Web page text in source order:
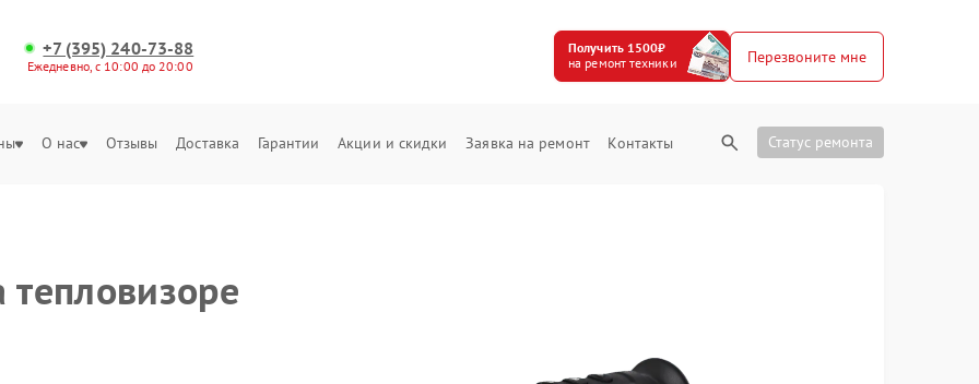
+7 (395) 240-73-88
Ежедневно, с 10:00 до 20:00
Получить 1500₽
на ремонт техники
Перезвоните мне
О нас Отзывы Доставка Гарантии Акции и скидки Заявка на ремонт Контакты Статус ремонта
тепловизоре